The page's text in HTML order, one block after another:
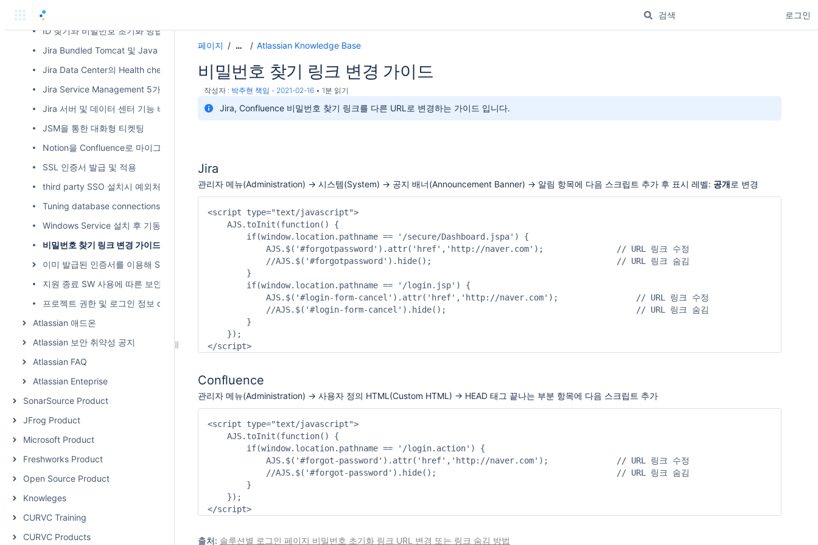
로그인
Elasticsearch 가 pack 오류로 시작하지 않을 때 조치 방법
ID 찾기와 비밀번호 초기화 방법
Jira Bundled Tomcat 및 Java versions
Jira Data Center의 Health checks
Jira Service Management 5가지 사용 팁
Jira 서버 및 데이터 센터 기능 비교
JSM을 통한 대화형 티켓팅
Notion을 Confluence로 마이그레이션
SSL 인증서 발급 및 적용
third party SSO 설치시 예외처리 등록해야될 url
Tuning database connections
Windows Service 설치 후 기동 안되는 문제 해결
비밀번호 찾기 링크 변경 가이드
이미 발급된 인증서를 이용해 SSL 구성하기
지원 종료 SW 사용에 따른 보안 리스크 Top 5
프로젝트 권한 및 로그인 정보 query문
Atlassian 애드온
Atlassian 보안 취약성 공지
Atlassian FAQ
Atlassian Enteprise
SonarSource Product
JFrog Product
Microsoft Product
Freshworks Product
Open Source Product
Knowleges
CURVC Training
CURVC Products
페이지 … Atlassian Knowledge Base
비밀번호 찾기 링크 변경 가이드
작성자 : 박주현 책임 - 2021-02-16 1분 읽기
Jira, Confluence 비밀번호 찾기 링크를 다른 URL로 변경하는 가이드 입니다.
Jira
관리자 메뉴(Administration) → 시스템(System) → 공지 배너(Announcement Banner) → 알림 항목에 다음 스크립트 추가 후 표시 레벨: 공개로 변경
<script type="text/javascript">
    AJS.toInit(function() {
        if(window.location.pathname == '/secure/Dashboard.jspa') {
            AJS.$('#forgotpassword').attr('href','http://naver.com');               // URL 링크 수정
            //AJS.$('#forgotpassword').hide();                                      // URL 링크 숨김
        }
        if(window.location.pathname == '/login.jsp') {
            AJS.$('#login-form-cancel').attr('href','http://naver.com');                // URL 링크 수정
            //AJS.$('#login-form-cancel').hide();                                       // URL 링크 숨김
        }
    });
</script>
Confluence
관리자 메뉴(Administration) → 사용자 정의 HTML(Custom HTML) → HEAD 태그 끝나는 부분 항목에 다음 스크립트 추가
<script type="text/javascript">
    AJS.toInit(function() {
        if(window.location.pathname == '/login.action') {
            AJS.$('#forgot-password').attr('href','http://naver.com');              // URL 링크 수정
            //AJS.$('#forgot-password').hide();                                     // URL 링크 숨김
        }
    });
</script>
출처: 솔루션별 로그인 페이지 비밀번호 초기화 링크 URL 변경 또는 링크 숨김 방법